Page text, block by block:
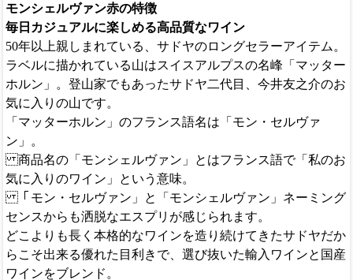
モンシェルヴァン赤の特徴
毎日カジュアルに楽しめる高品質なワイン
50年以上親しまれている、サドヤのロングセラーアイテム。
ラベルに描かれている山はスイスアルプスの名峰「マッター
ホルン」。登山家でもあったサドヤ二代目、今井友之介のお
気に入りの山です。
「マッターホルン」のフランス語名は「モン・セルヴァ
ン」。
商品名の「モンシェルヴァン」とはフランス語で「私のお
気に入りのワイン」という意味。
「モン・セルヴァン」と「モンシェルヴァン」ネーミング
センスからも洒脱なエスプリが感じられます。
どこよりも長く本格的なワインを造り続けてきたサドヤだか
らこそ出来る優れた目利きで、選び抜いた輸入ワインと国産
ワインをブレンド。